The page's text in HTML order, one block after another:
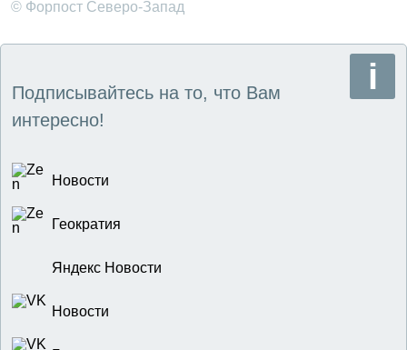
© Форпост Северо-Запад
Подписывайтесь на то, что Вам
интересно!
Новости
Геократия
Яндекс Новости
Новости